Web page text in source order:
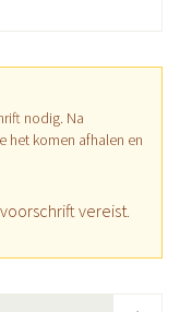
nodig. Na
het komen afhalen en
vereist.